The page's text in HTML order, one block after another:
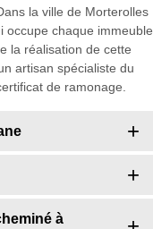
la ville de Morterolles
occupe chaque immeuble
la réalisation de cette
artisan spécialiste du
de ramonage.
à